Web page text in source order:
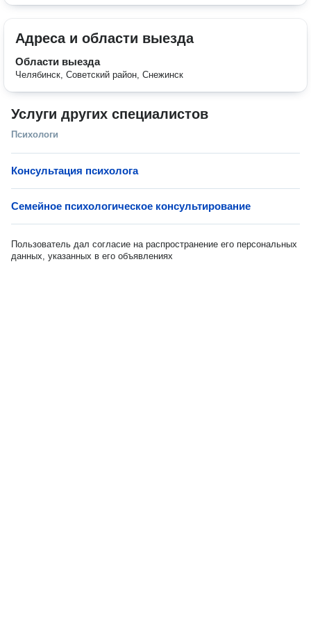
Адреса и области выезда
Области выезда
Челябинск, Советский район, Снежинск
Услуги других специалистов
Психологи
Консультация психолога
Семейное психологическое консультирование
Пользователь дал согласие на распространение его персональных
данных, указанных в его объявлениях